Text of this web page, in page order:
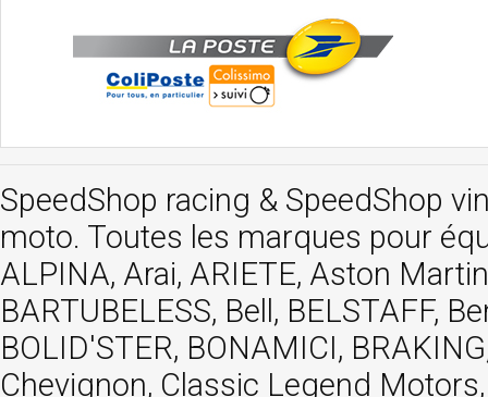
SpeedShop racing & SpeedShop
moto. Toutes les marques pour
ALPINA, Arai, ARIETE, Aston
BARTUBELESS, Bell, BELSTAFF,
BOLID'STER, BONAMICI,
Chevignon, Classic Legend